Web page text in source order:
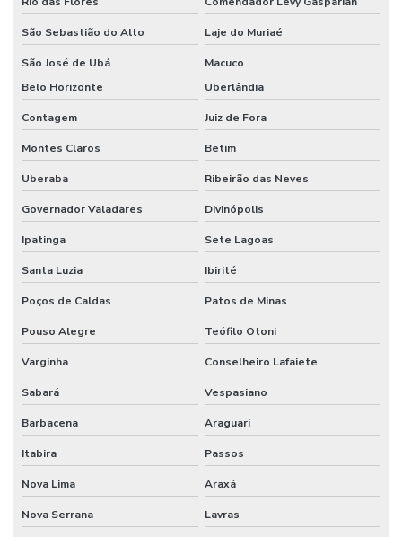
São Sebastião do Alto Laje do Muriaé
São José de Ubá
Macuco
Belo Horizonte
Uberlândia
Contagem Juiz de Fora
Montes Claros Betim
Uberaba Ribeirão das Neves
Governador Valadares Divinópolis
Ipatinga Sete Lagoas
Santa Luzia Ibirité
Poços de Caldas Patos de Minas
Pouso Alegre Teófilo Otoni
Varginha Conselheiro Lafaiete
Sabará Vespasiano
Barbacena Araguari
Itabira Passos
Nova Lima Araxá
Nova Serrana Lavras